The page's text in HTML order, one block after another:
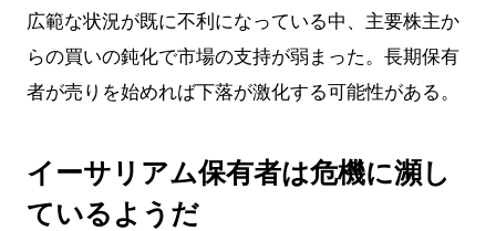
広範な状況が既に不利になっている中、主要株主か
らの買いの鈍化で市場の支持が弱まった。長期保有
者が売りを始めれば下落が激化する可能性がある。
イーサリアム保有者は危機に瀕し
ているようだ